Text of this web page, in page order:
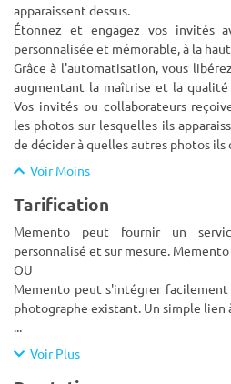
apparaissent dessus.
Étonnez et engagez vos invités
personnalisée et mémorable, à la
Grâce à l'automatisation, vous
augmentant la maîtrise et la
Vos invités ou collaborateurs
les photos sur lesquelles ils
de décider à quelles autres photos ils
Voir Moins
Tarification
Memento peut fournir un
personnalisé et sur mesure.
OU
Memento peut s'intégrer
photographe existant. Un simple lien
...
Voir Plus